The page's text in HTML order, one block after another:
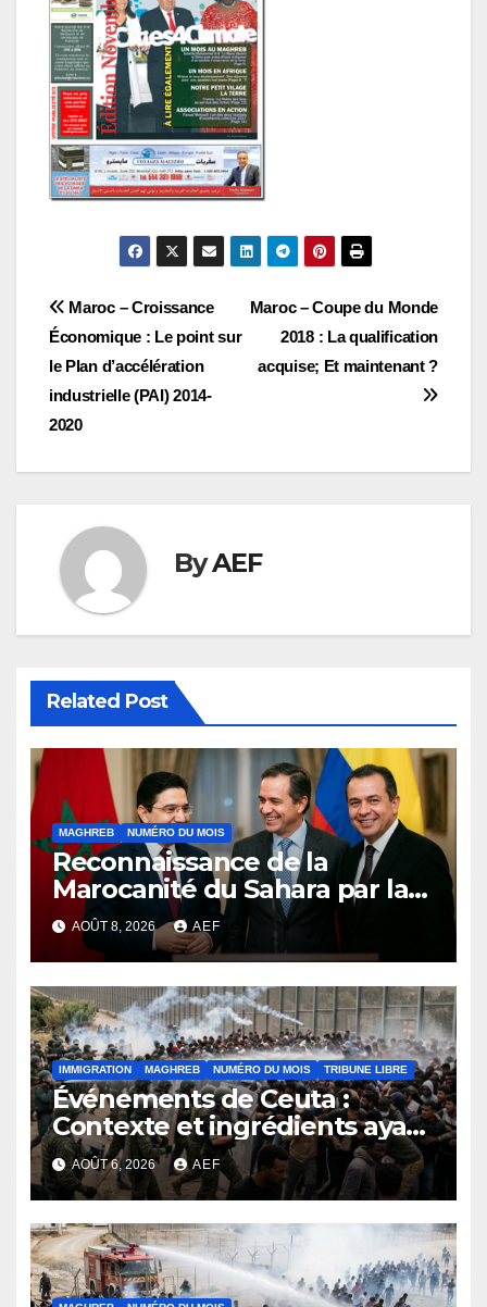
Navigation
de
l’article
Maroc – Coupe du Monde
2018 : La qualification
acquise; Et maintenant ?
Maroc – Croissance
Économique : Le point sur
le Plan d’accélération
industrielle (PAI) 2014-
2020
ByAEF
Related Post
MAGHREB NUMÉRO DU MOIS
Reconnaissance de la
Marocanité du Sahara par la
Colombie ou l’effet domino
de la résolution 2797 du
conseil de sécurité
AOÛT 8, 2026 AEF
IMMIGRATION MAGHREB NUMÉRO DU MOIS TRIBUNE LIBRE
Événements de Ceuta :
Contexte et ingrédients ayant
déclenché la crise
AOÛT 6, 2026 AEF